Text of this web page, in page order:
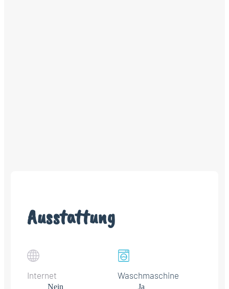
Ausstattung
Internet
Nein
Waschmaschine
Ja